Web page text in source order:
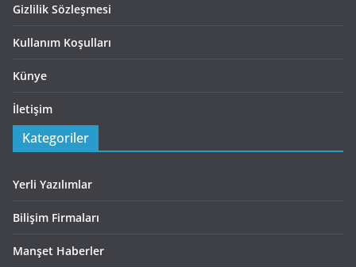
Gizlilik Sözleşmesi
Kullanım Koşulları
Künye
İletişim
Kategoriler
Yerli Yazılımlar
Bilişim Firmaları
Manşet Haberler